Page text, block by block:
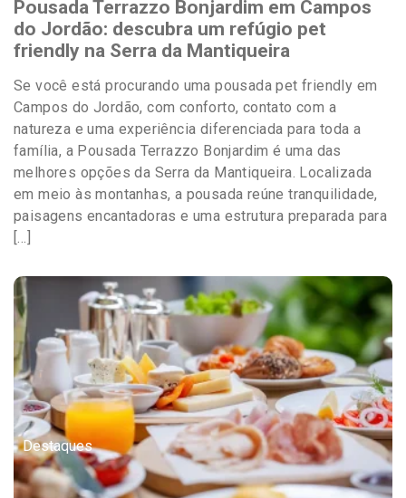
Pousada Terrazzo Bonjardim em Campos
do Jordão: descubra um refúgio pet
friendly na Serra da Mantiqueira
Se você está procurando uma pousada pet friendly em
Campos do Jordão, com conforto, contato com a
natureza e uma experiência diferenciada para toda a
família, a Pousada Terrazzo Bonjardim é uma das
melhores opções da Serra da Mantiqueira. Localizada
em meio às montanhas, a pousada reúne tranquilidade,
paisagens encantadoras e uma estrutura preparada para
[…]
Destaques